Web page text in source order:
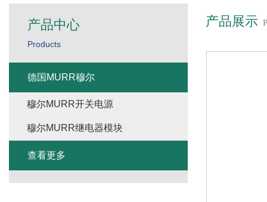
产品展示
产品中心
Products
德国MURR穆尔
穆尔MURR开关电源
穆尔MURR继电器模块
查看更多